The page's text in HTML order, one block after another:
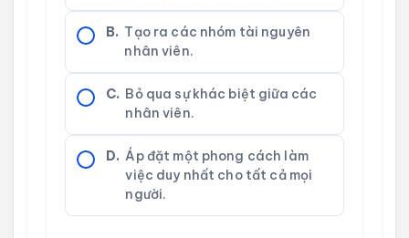
B. Tạo ra các nhóm tài nguyên
nhân viên.
C. Bỏ qua sự khác biệt giữa các
nhân viên.
D. Áp đặt một phong cách làm
việc duy nhất cho tất cả mọi
người.